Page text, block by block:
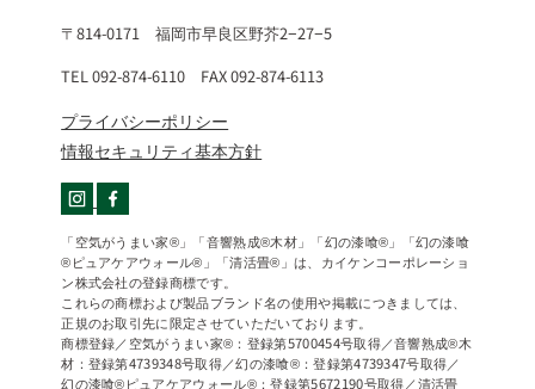
〒814-0171 福岡市早良区野芥2−27−5
TEL 092-874-6110 FAX 092-874-6113
プライバシーポリシー
情報セキュリティ基本方針
「空気がうまい家®」「音響熟成®木材」「幻の漆喰®」「幻の漆喰
®ピュアケアウォール®」「清活畳®」は、カイケンコーポレーショ
ン株式会社の登録商標です。
これらの商標および製品ブランド名の使用や掲載につきましては、
正規のお取引先に限定させていただいております。
商標登録／空気がうまい家®：登録第5700454号取得／音響熟成®木
材：登録第4739348号取得／幻の漆喰®：登録第4739347号取得／
幻の漆喰®ピュアケアウォール®：登録第5672190号取得／清活畳